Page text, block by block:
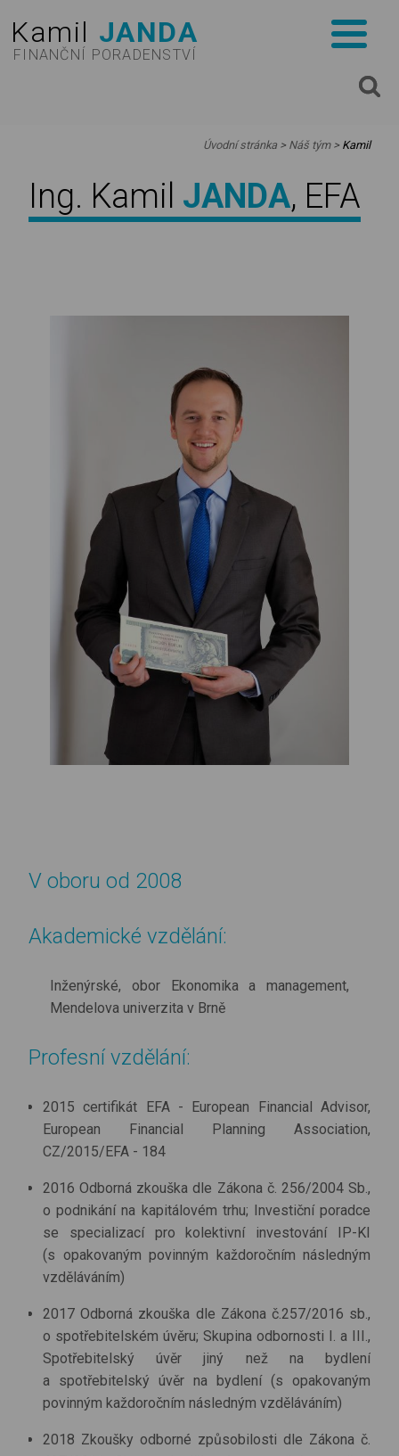
Kamil JANDA
FINANČNÍ PORADENSTVÍ
✕
Úvodní stránka > Náš tým> Kamil
Ing. Kamil JANDA, EFA
V oboru od 2008
Akademické vzdělání:
Inženýrské, obor Ekonomika a management,
Mendelova univerzita v Brně
Profesní vzdělání:
2015 certifikát EFA - European Financial Advisor,
European Financial Planning Association,
CZ/2015/EFA - 184
2016 Odborná zkouška dle Zákona č. 256/2004 Sb.,
o podnikání na kapitálovém trhu; Investiční poradce
se specializací pro kolektivní investování IP-KI
(s opakovaným povinným každoročním následným
vzděláváním)
2017 Odborná zkouška dle Zákona č.257/2016 sb.,
o spotřebitelském úvěru; Skupina odbornosti I. a III.,
Spotřebitelský úvěr jiný než na bydlení
a spotřebitelský úvěr na bydlení (s opakovaným
povinným každoročním následným vzděláváním)
2018 Zkoušky odborné způsobilosti dle Zákona č.